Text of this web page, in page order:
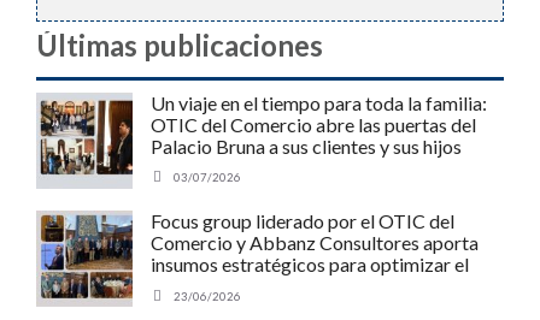
Últimas publicaciones
Un viaje en el tiempo para toda la familia:
OTIC del Comercio abre las puertas del
Palacio Bruna a sus clientes y sus hijos
03/07/2026
Focus group liderado por el OTIC del
Comercio y Abbanz Consultores aporta
insumos estratégicos para optimizar el
Programa MIPE de SENCE y potenciar a
las pymes chilenas
23/06/2026